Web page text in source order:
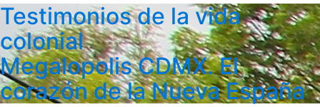
Testimonios de la vida
colonial
Megalopolis CDMX. El
corazón de la Nueva España